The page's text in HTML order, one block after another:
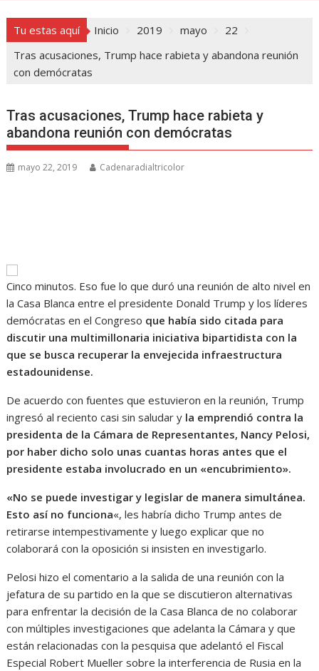
Tu estas aquí Inicio 2019 mayo
22
Tras acusaciones, Trump hace rabieta y abandona reunión
con demócratas
Tras acusaciones, Trump hace rabieta y
abandona reunión con demócratas
mayo 22, 2019 Cadenaradialtricolor
Cinco minutos. Eso fue lo que duró una reunión de alto nivel en
la Casa Blanca entre el presidente Donald Trump y los líderes
demócratas en el Congreso que había sido citada para
discutir una multimillonaria iniciativa bipartidista con la
que se busca recuperar la envejecida infraestructura
estadounidense.
De acuerdo con fuentes que estuvieron en la reunión, Trump
ingresó al reciento casi sin saludar y la emprendió contra la
presidenta de la Cámara de Representantes, Nancy Pelosi,
por haber dicho solo unas cuantas horas antes que el
presidente estaba involucrado en un «encubrimiento».
«No se puede investigar y legislar de manera simultánea.
Esto así no funciona«, les habría dicho Trump antes de
retirarse intempestivamente y luego explicar que no
colaborará con la oposición si insisten en investigarlo.
Pelosi hizo el comentario a la salida de una reunión con la
jefatura de su partido en la que se discutieron alternativas
para enfrentar la decisión de la Casa Blanca de no colaborar
con múltiples investigaciones que adelanta la Cámara y que
están relacionadas con la pesquisa que adelantó el Fiscal
Especial Robert Mueller sobre la interferencia de Rusia en la